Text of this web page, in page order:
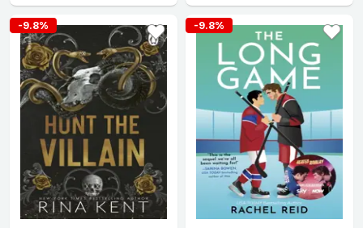
-9.8% -9.8%